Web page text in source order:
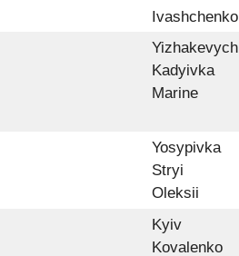
Ivashchenko
Yizhakevych
Kadyivka
Marine
Yosypivka
Stryi
Oleksii
Kyiv
Kovalenko